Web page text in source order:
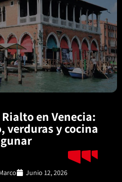
en Venecia:
verduras y cocina
Junio 12, 2026